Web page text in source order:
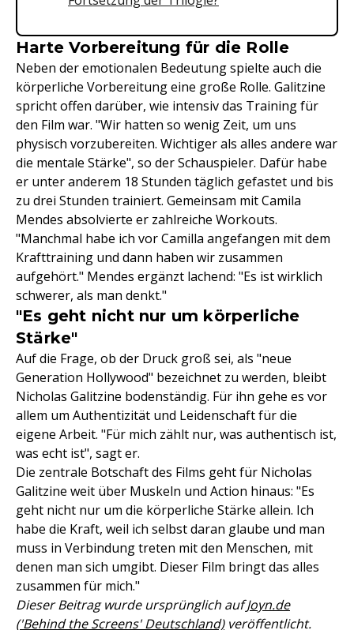
Harte Vorbereitung für die Rolle
Neben der emotionalen Bedeutung spielte auch die
körperliche Vorbereitung eine große Rolle. Galitzine
spricht offen darüber, wie intensiv das Training für
den Film war. "Wir hatten so wenig Zeit, um uns
physisch vorzubereiten. Wichtiger als alles andere war
die mentale Stärke", so der Schauspieler. Dafür habe
er unter anderem 18 Stunden täglich gefastet und bis
zu drei Stunden trainiert. Gemeinsam mit Camila
Mendes absolvierte er zahlreiche Workouts.
"Manchmal habe ich vor Camilla angefangen mit dem
Krafttraining und dann haben wir zusammen
aufgehört." Mendes ergänzt lachend: "Es ist wirklich
schwerer, als man denkt."
"Es geht nicht nur um körperliche
Stärke"
Auf die Frage, ob der Druck groß sei, als "neue
Generation Hollywood" bezeichnet zu werden, bleibt
Nicholas Galitzine bodenständig. Für ihn gehe es vor
allem um Authentizität und Leidenschaft für die
eigene Arbeit. "Für mich zählt nur, was authentisch ist,
was echt ist", sagt er.
Die zentrale Botschaft des Films geht für Nicholas
Galitzine weit über Muskeln und Action hinaus: "Es
geht nicht nur um die körperliche Stärke allein. Ich
habe die Kraft, weil ich selbst daran glaube und man
muss in Verbindung treten mit den Menschen, mit
denen man sich umgibt. Dieser Film bringt das alles
zusammen für mich."
Dieser Beitrag wurde ursprünglich aufJoyn.de
('Behind the Screens' Deutschland)veröffentlicht.